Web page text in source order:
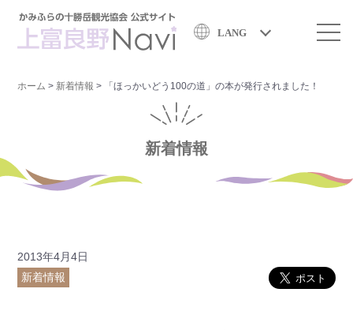
LANG
ホーム > 新着情報 > 「ほっかいどう100の道」の本が発行されました！
新着情報
2013年4月4日
新着情報